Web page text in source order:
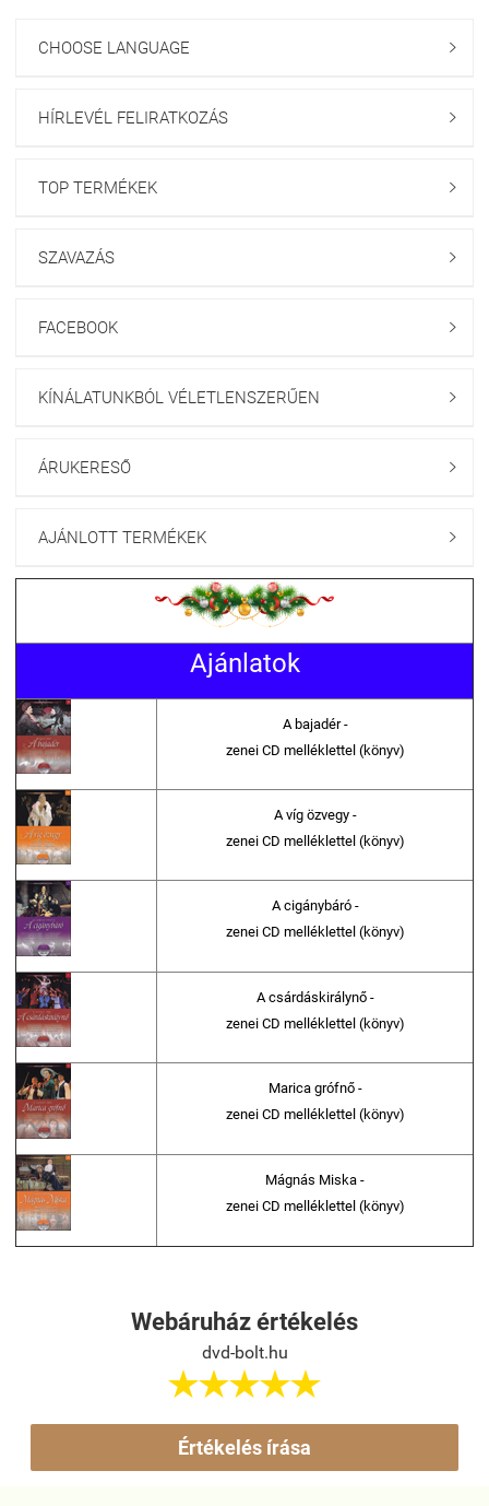
CHOOSE LANGUAGE 
HÍRLEVÉL FELIRATKOZÁS 
TOP TERMÉKEK 
SZAVAZÁS 
FACEBOOK 
KÍNÁLATUNKBÓL VÉLETLENSZERŰEN 
ÁRUKERESŐ 
AJÁNLOTT TERMÉKEK 
Ajánlatok
A bajadér -
zenei CD melléklettel (könyv)
A víg özvegy -
zenei CD melléklettel (könyv)
A cigánybáró -
zenei CD melléklettel (könyv)
A csárdáskirálynő -
zenei CD melléklettel (könyv)
Marica grófnő -
zenei CD melléklettel (könyv)
Mágnás Miska -
zenei CD melléklettel (könyv)
Webáruház értékelés
dvd-bolt.hu

Értékelés írása